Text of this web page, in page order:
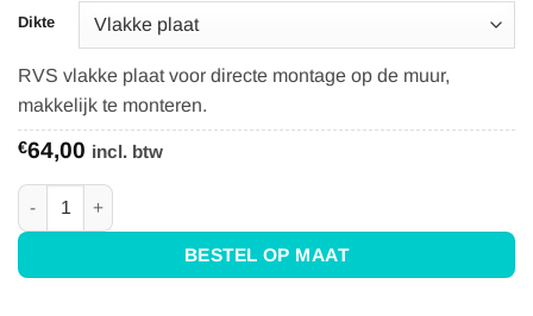
Dikte
RVS vlakke plaat voor directe montage op de muur,
makkelijk te monteren.
€64,00 incl. btw
RVS Achterwand 60x75 - Anti-fingerprint aantal
BESTEL OP MAAT